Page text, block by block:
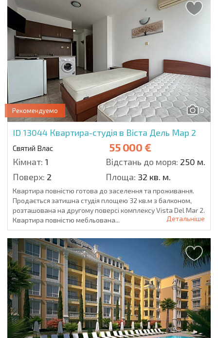
9
Рекомендуемо
ID 13044 Квартира-студія в Віста Дель Мар 2
Святий Влас 55 000 €
Кімнат: 1 Відстань до моря: 250 м.
Поверх: 2 Площа: 32 кв. м.
Квартира повністю готова до заселення та проживання.
Продається затишна студія площею 32 кв.м з балконом,
розташована на другому поверсі комплексу Vista Del Mar 2.
Квартира повністю мебльована...
Детальніше